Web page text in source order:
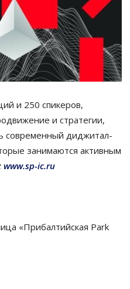
и 250 спикеров,
и стратегии,
современный диджитал-
занимаются активным
www.sp-ic.ru
«Прибалтийская Park